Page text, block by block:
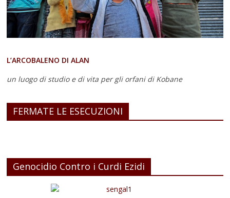
L’ARCOBALENO DI ALAN
un luogo di studio e di vita per gli orfani di Kobane
FERMATE LE ESECUZIONI
Genocidio Contro i Curdi Ezidi